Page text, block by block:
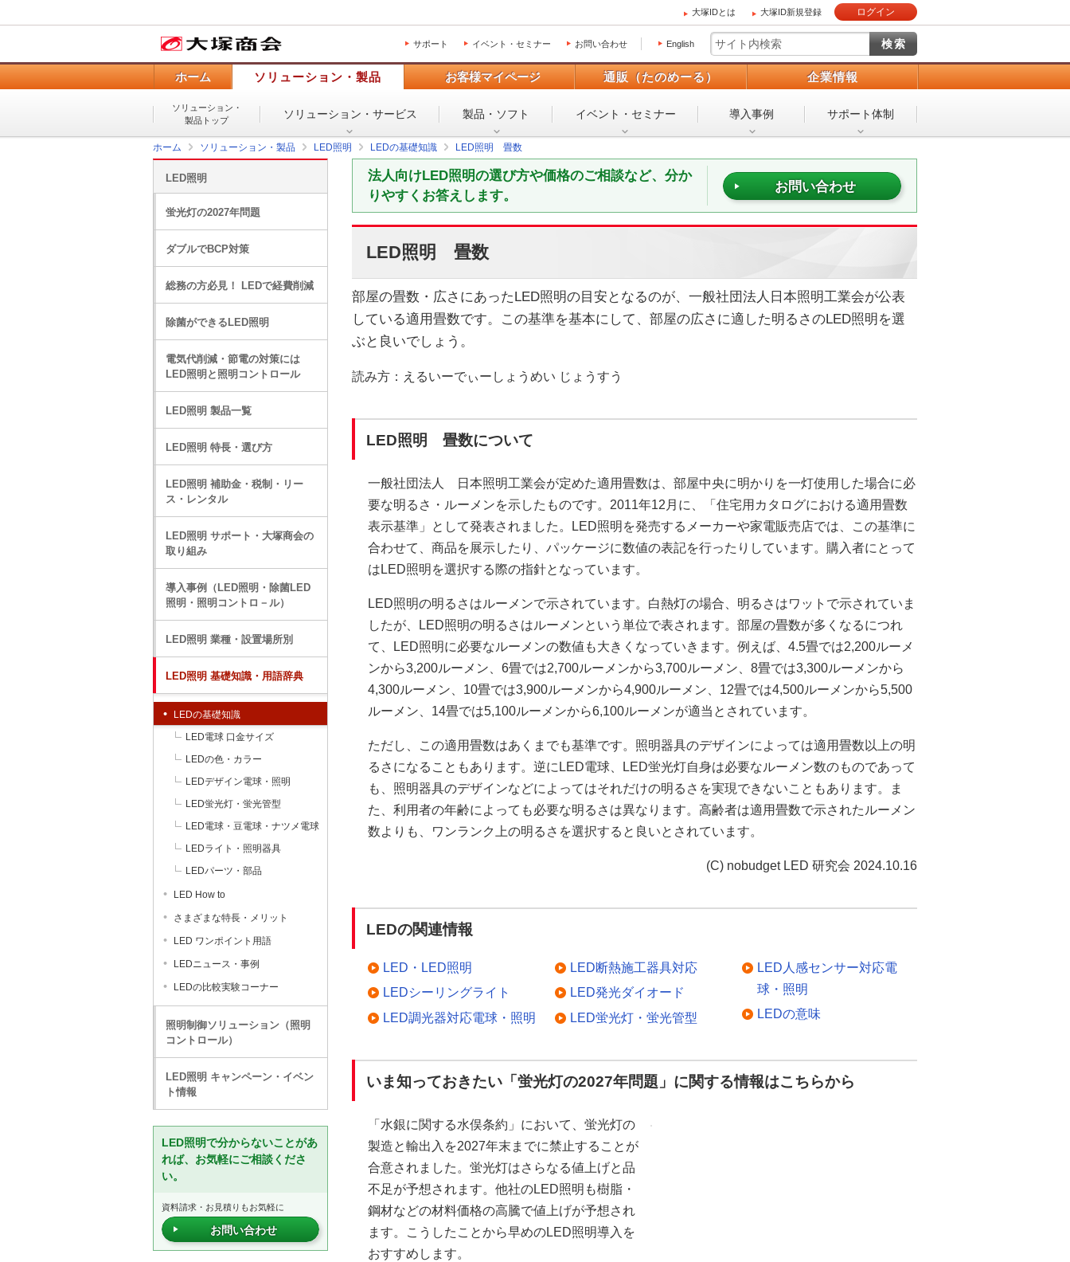
大塚IDとは 大塚ID新規登録 ログイン
サポート イベント・セミナー お問い合わせ English
ホーム ソリューション・製品 お客様マイページ 通販（たのめーる） 企業情報
ソリューション・
製品トップ
ソリューション・ サービス 製品・ソフト イベント・ セミナー 導入事例 サポート体制
ホーム ソリューション・製品 LED照明 LEDの基礎知識 LED照明 畳数
法人向けLED照明の選び方や価格のご相談など、分か
りやすくお答えします。
お問い合わせ
LED照明 畳数
部屋の畳数・広さにあったLED照明の目安となるのが、一般社団法人日本照明工業会が公表
している適用畳数です。この基準を基本にして、部屋の広さに適した明るさのLED照明を選
ぶと良いでしょう。
読み方：えるいーでぃーしょうめい じょうすう
LED照明 畳数について
一般社団法人 日本照明工業会が定めた適用畳数は、部屋中央に明かりを一灯使用した場合に必
要な明るさ・ルーメンを示したものです。2011年12月に、「住宅用カタログにおける適用畳数
表示基準」として発表されました。LED照明を発売するメーカーや家電販売店では、この基準に
合わせて、商品を展示したり、パッケージに数値の表記を行ったりしています。購入者にとって
はLED照明を選択する際の指針となっています。
LED照明の明るさはルーメンで示されています。白熱灯の場合、明るさはワットで示されていま
したが、LED照明の明るさはルーメンという単位で表されます。部屋の畳数が多くなるにつれ
て、LED照明に必要なルーメンの数値も大きくなっていきます。例えば、4.5畳では2,200ルーメ
ンから3,200ルーメン、6畳では2,700ルーメンから3,700ルーメン、8畳では3,300ルーメンから
4,300ルーメン、10畳では3,900ルーメンから4,900ルーメン、12畳では4,500ルーメンから5,500
ルーメン、14畳では5,100ルーメンから6,100ルーメンが適当とされています。
ただし、この適用畳数はあくまでも基準です。照明器具のデザインによっては適用畳数以上の明
るさになることもあります。逆にLED電球、LED蛍光灯自身は必要なルーメン数のものであって
も、照明器具のデザインなどによってはそれだけの明るさを実現できないこともあります。ま
た、利用者の年齢によっても必要な明るさは異なります。高齢者は適用畳数で示されたルーメン
数よりも、ワンランク上の明るさを選択すると良いとされています。
(C) nobudget LED 研究会 2024.10.16
LEDの関連情報
LED・LED照明
LEDシーリングライト
LED調光器対応電球・照明
LED断熱施工器具対応
LED発光ダイオード
LED蛍光灯・蛍光管型
LED人感センサー対応電
球・照明
LEDの意味
いま知っておきたい「蛍光灯の2027年問題」に関する情報はこちらから
「水銀に関する水俣条約」において、蛍光灯の
製造と輸出入を2027年末までに禁止することが
合意されました。蛍光灯はさらなる値上げと品
不足が予想されます。他社のLED照明も樹脂・
鋼材などの材料価格の高騰で値上げが予想され
ます。こうしたことから早めのLED照明導入を
おすすめします。
LED照明
蛍光灯の2027年問題
ダブルでBCP対策
総務の方必見！ LEDで経費削減
除菌ができるLED照明
電気代削減・節電の対策には
LED照明と照明コントロール
LED照明 製品一覧
LED照明 特長・選び方
LED照明 補助金・税制・リー
ス・レンタル
LED照明 サポート・大塚商会の
取り組み
導入事例（LED照明・除菌LED
照明・照明コントロ－ル）
LED照明 業種・設置場所別
LED照明 基礎知識・用語辞典
LEDの基礎知識
LED電球 口金サイズ
LEDの色・カラー
LEDデザイン電球・照明
LED蛍光灯・蛍光管型
LED電球・豆電球・ナツメ電球
LEDライト・照明器具
LEDパーツ・部品
LED How to
さまざまな特長・メリット
LED ワンポイント用語
LEDニュース・事例
LEDの比較実験コーナー
照明制御ソリューション（照明
コントロール）
LED照明 キャンペーン・イベン
ト情報
LED照明で分からないことがあ
れば、お気軽にご相談くださ
い。
資料請求・お見積りもお気軽に
お問い合わせ